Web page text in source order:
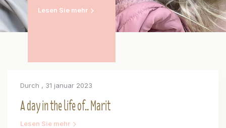
Lesen Sie mehr
Durch , 31 januar 2023
A day in the life of.. Marit
Lesen Sie mehr